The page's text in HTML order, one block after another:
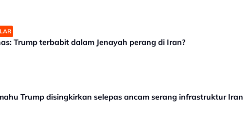
Trump terbabit dalam Jenayah perang di Iran?
Trump disingkirkan selepas ancam serang infrastruktur Iran